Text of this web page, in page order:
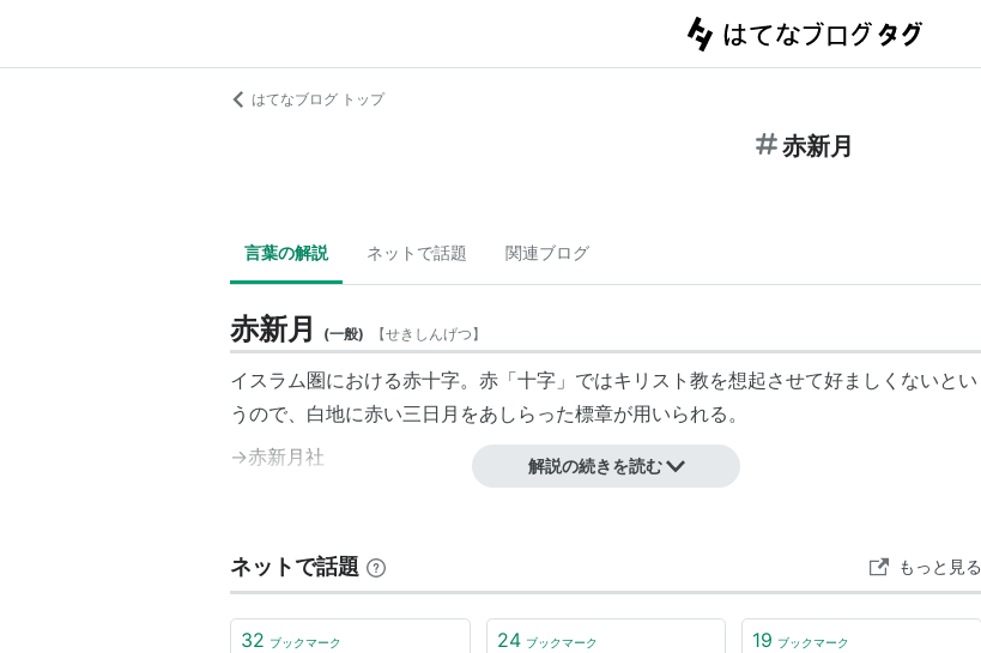
はてなブログ トップ
赤新月
言葉の解説 ネットで話題 関連ブログ
赤新月 (一般) 【せきしんげつ】
イスラム圏における赤十字。赤「十字」ではキリスト教を想起させて好ましくないとい
うので、白地に赤い三日月 をあしらった標章が用いられる。
→赤新月社 解説の続きを読む
ネットで話題 もっと見る
32 ブックマーク 24 ブックマーク 19 ブックマーク